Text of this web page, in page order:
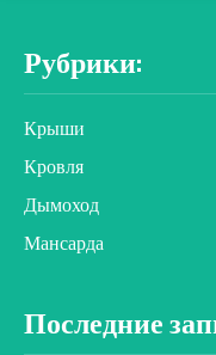
Рубрики:
Крыши
Кровля
Дымоход
Мансарда
Последние